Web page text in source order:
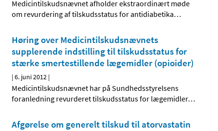
Medicintilskudsnævnet afholder ekstraordinært møde
om revurdering af tilskudsstatus for antidiabetika…
Høring over Medicintilskudsnævnets
supplerende indstilling til tilskudsstatus for
stærke smertestillende lægemidler (opioider)
|6. juni 2012 |
Medicintilskudsnævnet har på Sundhedsstyrelsens
foranledning revurderet tilskudsstatus for lægemidler…
Afgørelse om generelt tilskud til atorvastatin